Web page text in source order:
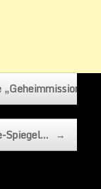
Spiegel… →